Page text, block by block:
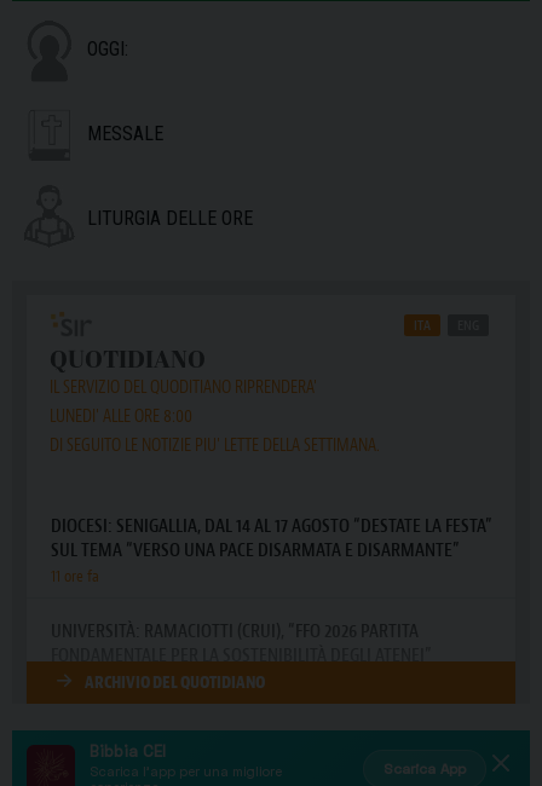
OGGI:
MESSALE
LITURGIA DELLE ORE